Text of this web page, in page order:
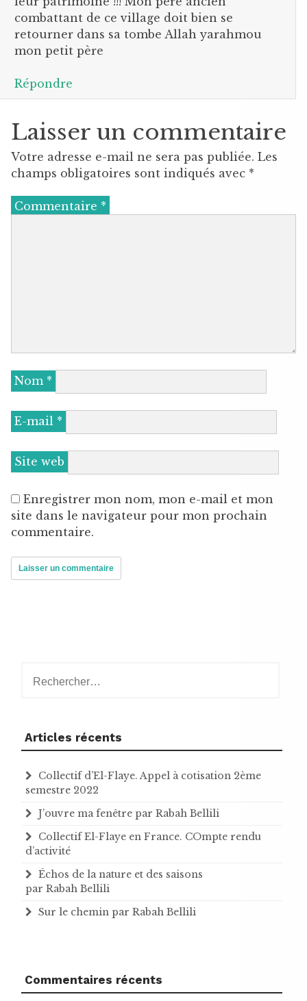
combattant de ce village doit bien se
retourner dans sa tombe Allah yarahmou
mon petit père
Répondre
Laisser un commentaire
Votre adresse e-mail ne sera pas publiée. Les
champs obligatoires sont indiqués avec *
Commentaire *
Nom *
E-mail *
Site web
Enregistrer mon nom, mon e-mail et mon
site dans le navigateur pour mon prochain
commentaire.
Articles récents
Collectif d’El-Flaye. Appel à cotisation 2ème
semestre 2022
J’ouvre ma fenêtre par Rabah Bellili
Collectif El-Flaye en France. COmpte rendu
d’activité
Échos de la nature et des saisons
par Rabah Bellili
Sur le chemin par Rabah Bellili
Commentaires récents